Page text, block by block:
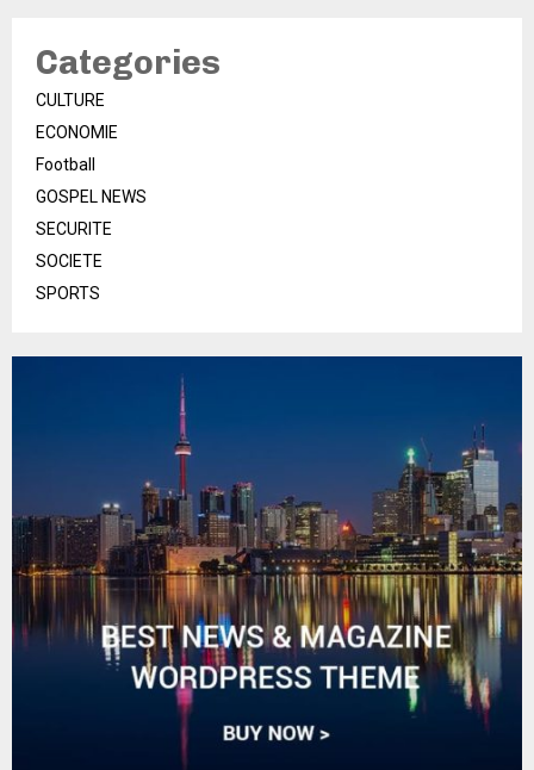
Categories
CULTURE
ECONOMIE
Football
GOSPEL NEWS
SECURITE
SOCIETE
SPORTS